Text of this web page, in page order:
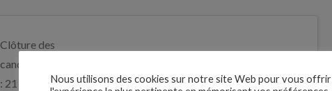
Clôture des
candidatures
: 21
Je postule
Nous utilisons des cookies sur notre site Web pour vous offrir